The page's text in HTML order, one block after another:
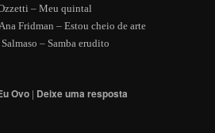
– Meu quintal
Fridman – Estou cheio de arte
– Samba erudito
Ovo | Deixe uma resposta